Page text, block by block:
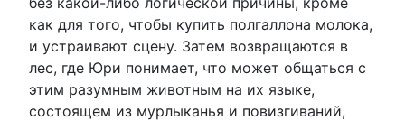
как для того, чтобы купить полгаллона молока,
и устраивают сцену. Затем возвращаются в
лес, где Юри понимает, что может общаться с
этим разумным животным на их языке,
состоящем из мурлыканья и повизгиваний,